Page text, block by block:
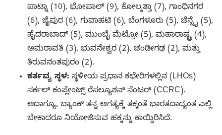
ಪಾಟ್ನಾ (10), ಭೋಪಾಲ್ (9), ಕೋಲ್ಕತ್ತಾ (7), ಗಾಂಧಿನಗರ
(6), ಜೈಪುರ (6), ಗುವಾಹಟಿ (6), ಬೆಂಗಳೂರು (5), ಚೆನ್ನೈ (5),
ಹೈದರಾಬಾದ್ (5), ಮುಂಬೈ ಮೆಟ್ರೋ (5), ಮಹಾರಾಷ್ಟ್ರ (4),
ಅಮರಾವತಿ (3), ಭುವನೇಶ್ವರ (2), ಚಂಡೀಗಢ (2), ಮತ್ತು
ತಿರುವನಂತಪುರಂ (2).
ಕರ್ತವ್ಯ ಸ್ಥಳ: ಸ್ಥಳೀಯ ಪ್ರಧಾನ ಕಛೇರಿಗಳಲ್ಲಿನ (LHOs)
ಸರ್ಕಲ್ ಕಂಪ್ಲೇಂಟ್ಸ್ ರೆಸಲ್ಯೂಶನ್ ಸೆಂಟರ್ (CCRC).
ಆದಾಗ್ಯೂ, ಬ್ಯಾಂಕ್ ತನ್ನ ಅಗತ್ಯಕ್ಕೆ ತಕ್ಕಂತೆ ಭಾರತದಾದ್ಯಂತ ಎಲ್ಲಿ
ಬೇಕಾದರೂ ನಿಯೋಜಿಸುವ ಹಕ್ಕನ್ನು ಕಾಯ್ದಿರಿಸಿದೆ.